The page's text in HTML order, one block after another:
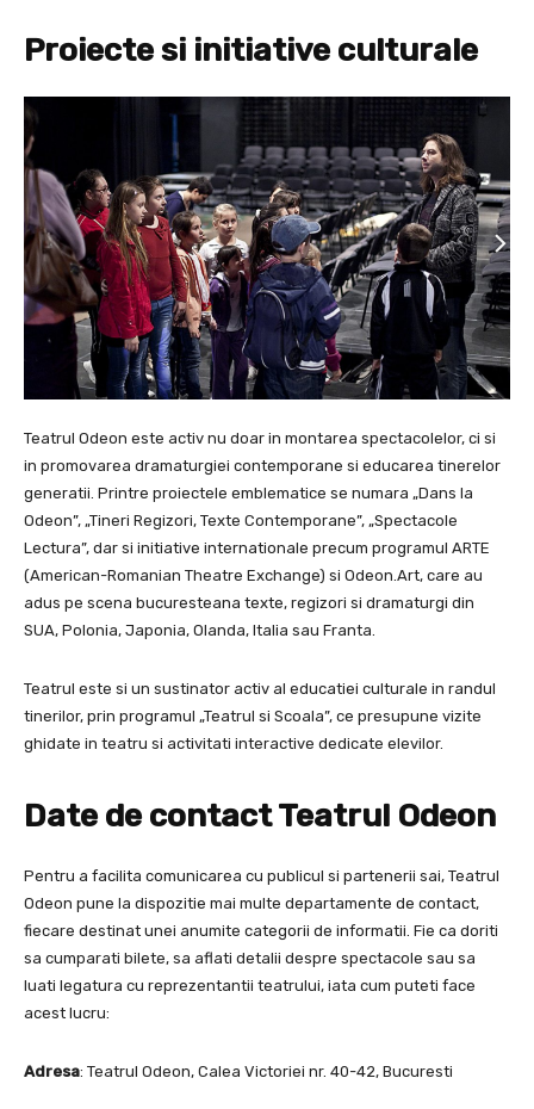
Proiecte si initiative culturale
Teatrul Odeon este activ nu doar in montarea spectacolelor, ci si
in promovarea dramaturgiei contemporane si educarea tinerelor
generatii. Printre proiectele emblematice se numara „Dans la
Odeon”, „Tineri Regizori, Texte Contemporane”, „Spectacole
Lectura”, dar si initiative internationale precum programul ARTE
(American-Romanian Theatre Exchange) si Odeon.Art, care au
adus pe scena bucuresteana texte, regizori si dramaturgi din
SUA, Polonia, Japonia, Olanda, Italia sau Franta.
Teatrul este si un sustinator activ al educatiei culturale in randul
tinerilor, prin programul „Teatrul si Scoala”, ce presupune vizite
ghidate in teatru si activitati interactive dedicate elevilor.
Date de contact Teatrul Odeon
Pentru a facilita comunicarea cu publicul si partenerii sai, Teatrul
Odeon pune la dispozitie mai multe departamente de contact,
fiecare destinat unei anumite categorii de informatii. Fie ca doriti
sa cumparati bilete, sa aflati detalii despre spectacole sau sa
luati legatura cu reprezentantii teatrului, iata cum puteti face
acest lucru:
Adresa: Teatrul Odeon, Calea Victoriei nr. 40-42, Bucuresti